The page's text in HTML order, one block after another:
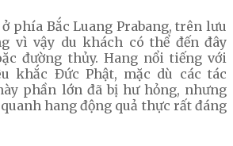
phía Bắc Luang Prabang, trên lưu
vì vậy du khách có thể đến đây
đường thủy. Hang nổi tiếng với
khắc Đức Phật, mặc dù các tác
phần lớn đã bị hư hỏng, nhưng
hang động quả thực rất đáng